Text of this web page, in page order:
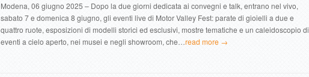
Modena, 06 giugno 2025 – Dopo la due giorni dedicata ai convegni e talk, entrano nel vivo,
sabato 7 e domenica 8 giugno, gli eventi live di Motor Valley Fest: parate di gioielli a due e
quattro ruote, esposizioni di modelli storici ed esclusivi, mostre tematiche e un caleidoscopio di
eventi a cielo aperto, nei musei e negli showroom, che… read more →